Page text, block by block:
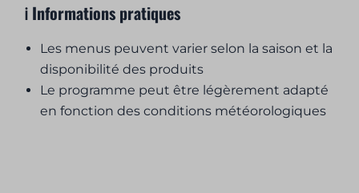
ℹ️ Informations pratiques
Les menus peuvent varier selon la saison et la
disponibilité des produits
Le programme peut être légèrement adapté
en fonction des conditions météorologiques